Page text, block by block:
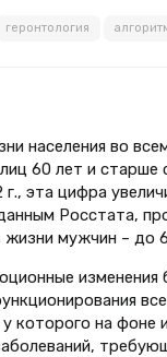
геронтология
населения во
60 лет и
эта цифра
Росстата,
мужчин – до
изменения
которого на